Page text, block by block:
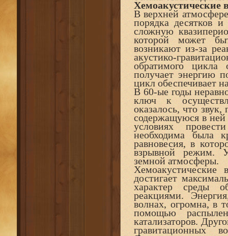
Хемоакустические
В верхней
порядка десятков
сложную
которой может
возникают из-за
акустико-
обратимого цикла
получает энергию
цикл обеспечивает
В 60-ые годы
ключ к
оказалось, что звук,
содержащуюся в ней
условиях
необходима была
равновесия, в
взрывной режим.
земной атмосферы.
Хемоакустические
достигает
характер среды
реакциями.
волнах, огромна, в
помощью
катализаторов.
гравитационных